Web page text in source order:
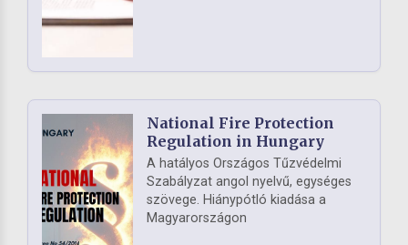
National Fire Protection
Regulation in Hungary
A hatályos Országos Tűzvédelmi
Szabályzat angol nyelvű, egységes
szövege. Hiánypótló kiadása a
Magyarországon